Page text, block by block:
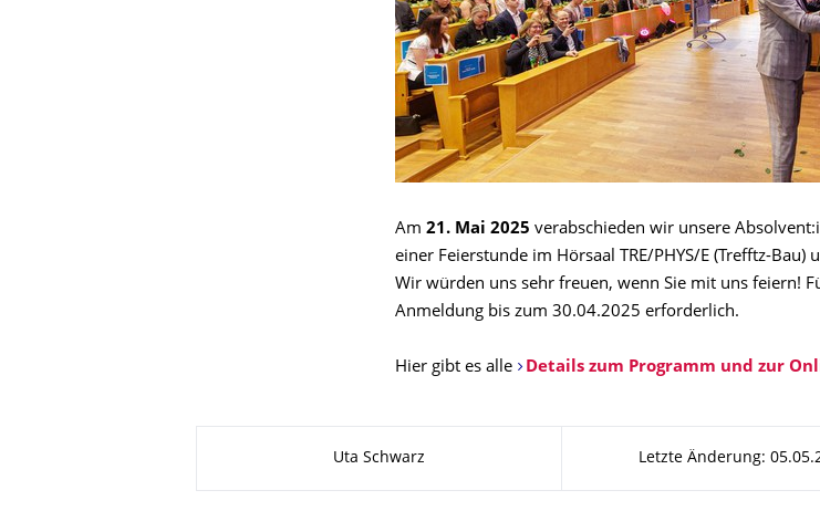
Am 21. Mai 2025 verabschieden wir unsere
einer Feierstunde im Hörsaal TRE/PHYS/E (Trefftz-
Wir würden uns sehr freuen, wenn Sie mit uns feiern!
Anmeldung bis zum 30.04.2025 erforderlich.
Hier gibt es alle Details zum Programm und zur
Uta Schwarz Letzte Änderung: